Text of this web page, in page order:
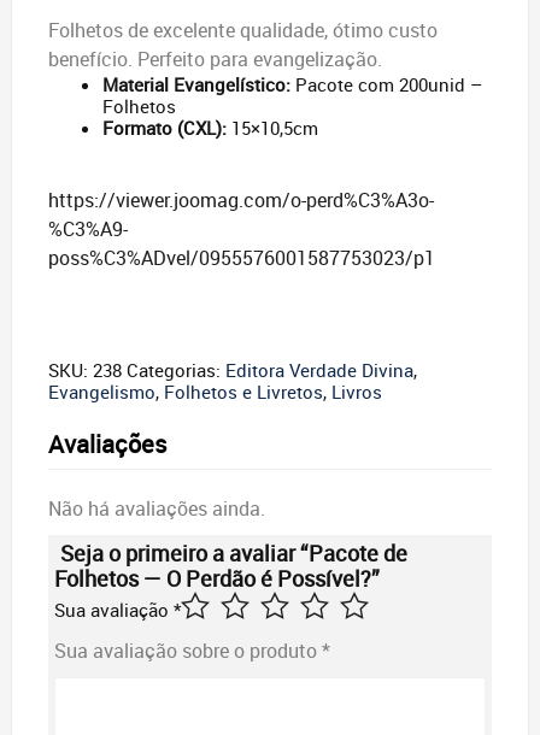
Folhetos de excelente qualidade, ótimo custo
benefício. Perfeito para evangelização.
Material Evangelístico: Pacote com 200unid –
Folhetos
Formato (CXL): 15×10,5cm
https://viewer.joomag.com/o-perd%C3%A3o-
%C3%A9-
poss%C3%ADvel/0955576001587753023/p1
SKU: 238 Categorias: Editora Verdade Divina,
Evangelismo, Folhetos e Livretos, Livros
Avaliações
Não há avaliações ainda.
Seja o primeiro a avaliar “Pacote de
Folhetos — O Perdão é Possível?”
Sua avaliação *
Sua avaliação sobre o produto*